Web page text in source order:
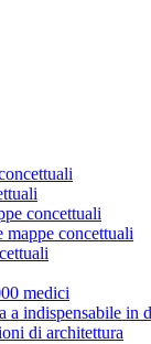
concettuali
concettuali
medici
a indispensabile in
di architettura